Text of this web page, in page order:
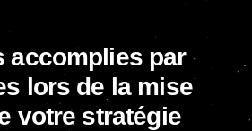
accomplies par
lors de la mise
votre stratégie